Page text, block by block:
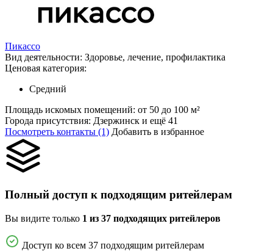
Пикассо
Вид деятельности: Здоровье, лечение, профилактика
Ценовая категория:
Средний
Площадь искомых помещений: от 50 до 100 м²
Города присутствия: Дзержинск и ещё 41
Посмотреть контакты (1) Добавить в избранное
Полный доступ к подходящим ритейлерам
Вы видите только 1 из 37 подходящих ритейлеров
Доступ ко всем 37 подходящим ритейлерам